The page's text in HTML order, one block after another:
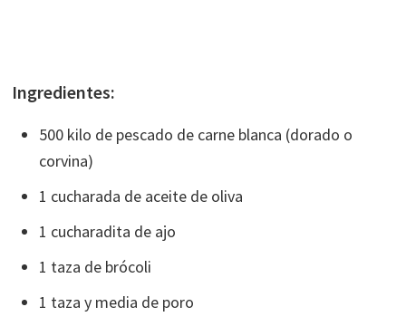
Ingredientes:
500 kilo de pescado de carne blanca (dorado o
corvina)
1 cucharada de aceite de oliva
1 cucharadita de ajo
1 taza de brócoli
1 taza y media de poro